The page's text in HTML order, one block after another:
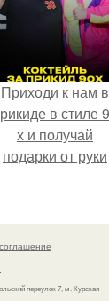
Приходи к нам в
в стиле
х и получай
подарки от руки
переулок 7, м. Курская